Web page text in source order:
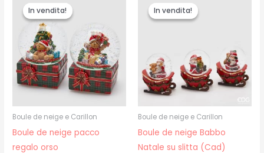
In vendita!
In vendita!
Boule de neige e Carillon
Boule de neige pacco
regalo orso
prezzo
originale
era:
€93.00.
prezzo
attuale
è:
€75.00.
In vendita!
In vendita!
Boule de neige e Carillon
Boule de neige Babbo
Natale su slitta (Cad)
prezzo
originale
era:
prezzo
attuale
è: